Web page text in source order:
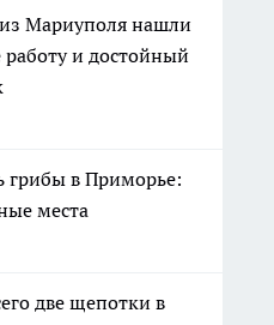
Мариуполя нашли
работу и достойный
грибы в Приморье:
места
две щепотки в